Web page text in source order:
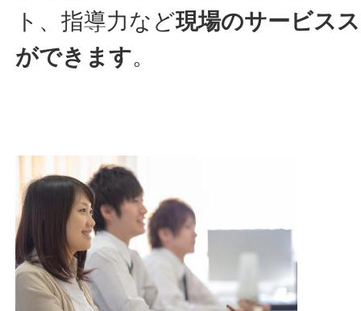
ト、指導力など現場のサービス
ができます。